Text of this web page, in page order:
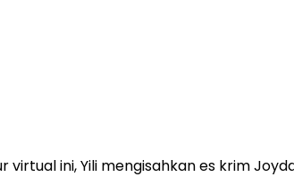
virtual ini, Yili mengisahkan es krim